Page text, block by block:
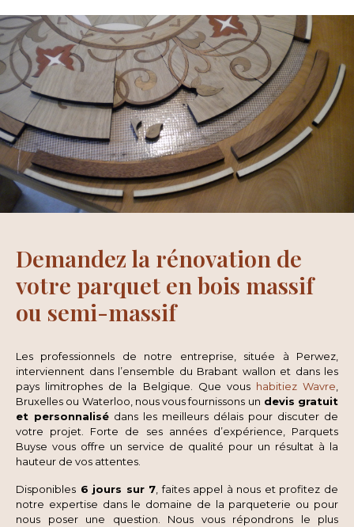
Demandez la rénovation de
votre parquet en bois massif
ou semi-massif
Les professionnels de notre entreprise, située à Perwez,
interviennent dans l’ensemble du Brabant wallon et dans les
pays limitrophes de la Belgique. Que voushabitiez Wavre
Bruxelles ou Waterloo, nous vous fournissons un devis gratuit
et personnalisé dans les meilleurs délais pour discuter de
votre projet. Forte de ses années d’expérience, Parquets
Buyse vous offre un service de qualité pour un résultat à la
hauteur de vos attentes.
Disponibles 6 jours sur 7 , faites appel à nous et profitez de
notre expertise dans le domaine de la parqueterie ou pour
nous poser une question. Nous vous répondrons le plus